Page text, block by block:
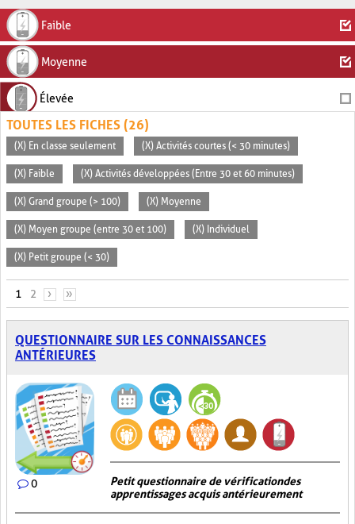
Faible
Moyenne
Élevée
TOUTES LES FICHES (26)
(X) En classe seulement (X) Activités courtes (< 30 minutes)
(X) Faible (X) Activités développées (Entre 30 et 60 minutes)
(X) Grand groupe (> 100) (X) Moyenne
(X) Moyen groupe (entre 30 et 100) (X) Individuel
(X) Petit groupe (< 30)
PAGES
1 2 › »
QUESTIONNAIRE SUR LES CONNAISSANCES
ANTÉRIEURES
0
Petit questionnaire de vérification des
apprentissages acquis antérieurement